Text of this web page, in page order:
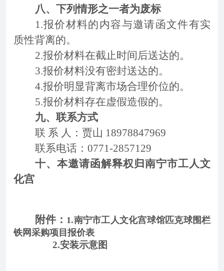
八、下列情形之一者为废标
1.报价材料的内容与邀请函文件有实
质性背离的。
2.报价材料在截止时间后送达的。
3.报价材料没有密封送达的。
4.报价明显背离市场合理价位的。
5.报价材料存在虚假造假的。
九、联系方式
联 系 人：贾山 18978847969
联系电话：0771-2857129
十、本邀请函解释权归南宁市工人文
化宫
附件： 1.南宁市工人文化宫球馆匹克球围栏
铁网采购项目报价表
2.安装示意图